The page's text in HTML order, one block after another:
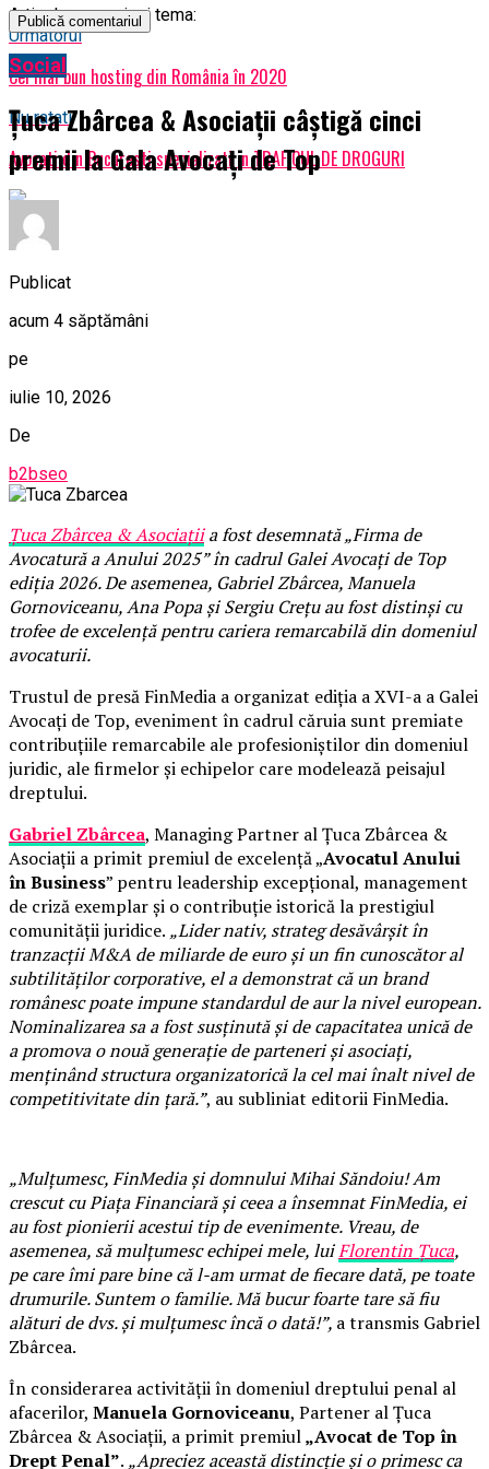
Articole pe aceiasi tema:
Urmatorul
Cel mai bun hosting din România în 2020
Nu ratati
Avocati din Bucuresti specializati in TRAFICUL DE DROGURI
Social
Țuca Zbârcea & Asociații câștigă cinci
premii la Gala Avocați de Top
Publicat
acum 4 săptămâni
pe
iulie 10, 2026
De
b2bseo
Țuca Zbârcea & Asociațiia fost desemnată „Firma de
Avocatură a Anului 2025” în cadrul Galei Avocați de Top
ediția 2026. De asemenea, Gabriel Zbârcea, Manuela
Gornoviceanu, Ana Popa și Sergiu Crețu au fost distinși cu
trofee de excelență pentru cariera remarcabilă din domeniul
avocaturii.
Trustul de presă FinMedia a organizat ediția a XVI-a a Galei
Avocați de Top, eveniment în cadrul căruia sunt premiate
contribuțiile remarcabile ale profesioniștilor din domeniul
juridic, ale firmelor și echipelor care modelează peisajul
dreptului.
Gabriel Zbârcea, Managing Partner al Țuca Zbârcea &
Asociații a primit premiul de excelență „Avocatul Anului
în Business” pentru leadership excepțional, management
de criză exemplar și o contribuție istorică la prestigiul
comunității juridice. „Lider nativ, strateg desăvârșit în
tranzacții M&A de miliarde de euro și un fin cunoscător al
subtilităților corporative, el a demonstrat că un brand
românesc poate impune standardul de aur la nivel european.
Nominalizarea sa a fost susținută și de capacitatea unică de
a promova o nouă generație de parteneri și asociați,
menținând structura organizatorică la cel mai înalt nivel de
competitivitate din țară.”, au subliniat editorii FinMedia.
„Mulțumesc, FinMedia și domnului Mihai Săndoiu! Am
crescut cu Piața Financiară și ceea a însemnat FinMedia, ei
au fost pionierii acestui tip de evenimente. Vreau, de
asemenea, să mulțumesc echipei mele, luiFlorentin Țuca,
pe care îmi pare bine că l-am urmat de fiecare dată, pe toate
drumurile. Suntem o familie. Mă bucur foarte tare să fiu
alături de dvs. și mulțumesc încă o dată!”, a transmis Gabriel
Zbârcea.
În considerarea activității în domeniul dreptului penal al
afacerilor, Manuela Gornoviceanu, Partener al Țuca
Zbârcea & Asociații, a primit premiul„Avocat de Top în
Drept Penal”. „Apreciez această distincție și o primesc ca